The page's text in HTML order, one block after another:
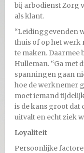
bij arbodienst Zorg
als klant.
“Leidinggevenden
thuis of op het werk
te maken. Daarmee
Hulleman. “Ga met
spanningen gaan
hoe de werknemer
moet iemand
is de kans groot
uitvalt en echt ziek
Loyaliteit
Persoonlijke